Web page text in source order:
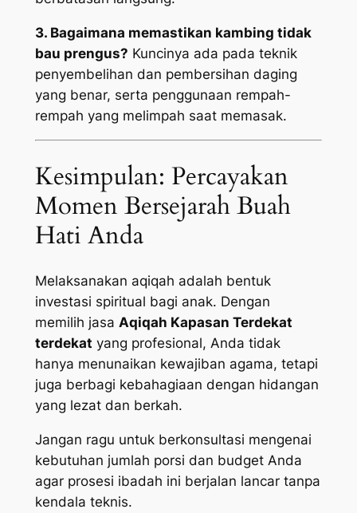
3. Bagaimana memastikan kambing tidak
bau prengus? Kuncinya ada pada teknik
penyembelihan dan pembersihan daging
yang benar, serta penggunaan rempah-
rempah yang melimpah saat memasak.
Kesimpulan: Percayakan
Momen Bersejarah Buah
Hati Anda
Melaksanakan aqiqah adalah bentuk
investasi spiritual bagi anak. Dengan
memilih jasa Aqiqah Kapasan Terdekat
terdekat yang profesional, Anda tidak
hanya menunaikan kewajiban agama, tetapi
juga berbagi kebahagiaan dengan hidangan
yang lezat dan berkah.
Jangan ragu untuk berkonsultasi mengenai
kebutuhan jumlah porsi dan budget Anda
agar prosesi ibadah ini berjalan lancar tanpa
kendala teknis.